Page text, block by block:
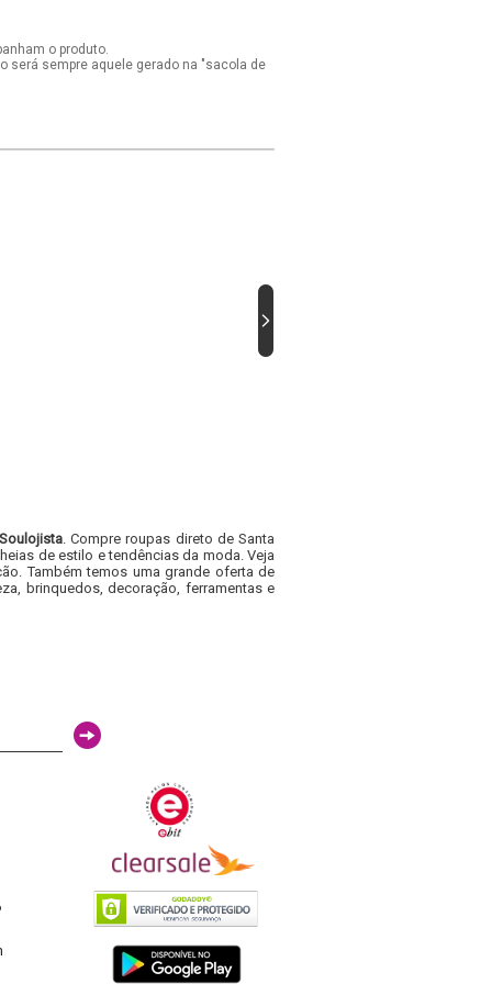
o produto.
será sempre aquele gerado na "sacola de
Soulojista. Compre roupas direto de Santa
de estilo e tendências da moda. Veja
Também temos uma grande oferta de
brinquedos, decoração, ferramentas e